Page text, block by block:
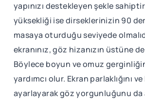
yapınızı destekleyen şekle
yüksekliği ise dirseklerinizin 90
masaya oturduğu seviyede
ekranınız, göz hizanızın üstüne
Böylece boyun ve omuz
yardımcı olur. Ekran parlaklığını
ayarlayarak göz yorgunluğunu